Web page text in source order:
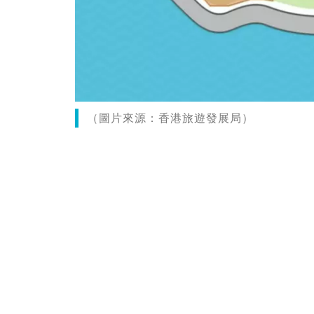
（圖片來源：香港旅遊發展局）